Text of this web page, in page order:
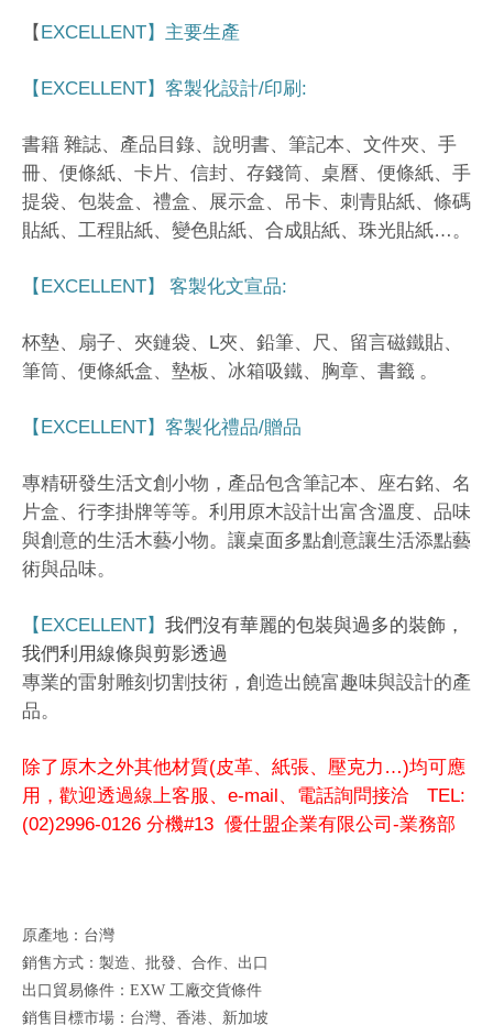
【 EXCELLENT】主要生產
【 EXCELLENT】客製化設計/印刷 :
書籍 雜誌、產品目錄、說明書、筆記本、文件夾、手
冊、便條紙、卡片、信封、存錢筒、桌曆、便條紙、手
提袋、包裝盒、禮盒、展示盒、吊卡、刺青貼紙、條碼
貼紙、工程貼紙、變色貼紙、合成貼紙、珠光貼紙…。
【 EXCELLENT】 客製化文宣品:
杯墊、扇子、夾鏈袋、 L夾、鉛筆、尺、留言磁鐵貼、
筆筒、便條紙盒、墊板、冰箱吸鐵、胸章、書籤 。
【 EXCELLENT】客製化禮品/贈品
專精研發生活文創小物，產品包含筆記本、座右銘、名
片盒、行李掛牌等等。利用原木設計出富含溫度、品味
與創意的生活木藝小物。讓桌面多點創意讓生活添點藝
術與品味。
【 EXCELLENT】 我們沒有華麗的包裝與過多的裝飾，
我們利用線條與剪影透過
專業的雷射雕刻切割技術，創造出饒富趣味與設計的產
品。
除了原木之外其他材質(皮革、紙張、壓克力 …)均可應
用，歡迎透過線上客服、 e-mail、電話詢問接洽
TEL:
(02)2996-0126 分機#13 優仕盟企業有限公司 -業務部
原產地：台灣
銷售方式：製造、批發、合作、出口
出口貿易條件：EXW 工廠交貨條件
銷售目標市場：台灣、香港、新加坡